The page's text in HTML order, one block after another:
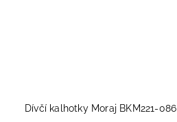
Dívčí kalhotky Moraj BKM221-086